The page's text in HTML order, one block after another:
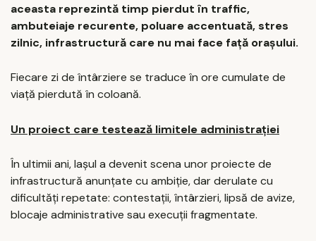
aceasta reprezintă timp pierdut în traffic,
ambuteiaje recurente, poluare accentuată, stres
zilnic, infrastructură care nu mai face față orașului.
Fiecare zi de întârziere se traduce în ore cumulate de
viață pierdută în coloană.
Un proiect care testează limitele administrației
În ultimii ani, Iașul a devenit scena unor proiecte de
infrastructură anunțate cu ambiție, dar derulate cu
dificultăți repetate: contestații, întârzieri, lipsă de avize,
blocaje administrative sau execuții fragmentate.